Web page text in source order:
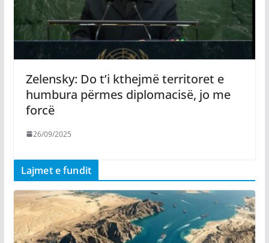
Zelensky: Do t’i kthejmë territoret e
humbura përmes diplomacisë, jo me
forcë
26/09/2025
Lajmet e fundit